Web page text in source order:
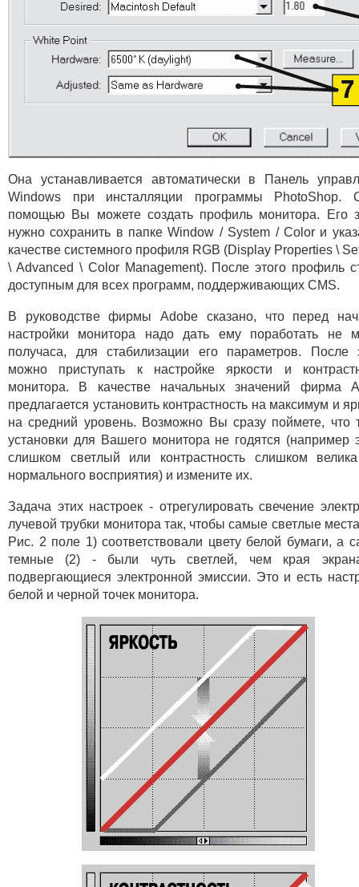
Она устанавливается автоматически в Панель
Windows при инсталляции программы PhotoShop.
помощью Вы можете создать профиль монитора. Его
нужно сохранить в папке Window / System / Color и
качестве системного профиля RGB (Display Properties \
\ Advanced \ Color Management). После этого профиль
доступным для всех программ, поддерживающих CMS.
В руководстве фирмы Adobe сказано, что перед
настройки монитора надо дать ему поработать не
получаса, для стабилизации его параметров. После
можно приступать к настройке яркости и
монитора. В качестве начальных значений фирма
предлагается установить контрастность на максимум и
на средний уровень. Возможно Вы сразу поймете, что
установки для Вашего монитора не годятся (например
слишком светлый или контрастность слишком
нормального восприятия) и измените их.
Задача этих настроек - отрегулировать свечение
лучевой трубки монитора так, чтобы самые светлые
Рис. 2 поле 1) соответствовали цвету белой бумаги, а
темные (2) - были чуть светлей, чем края
подвергающиеся электронной эмиссии. Это и есть
белой и черной точек монитора.